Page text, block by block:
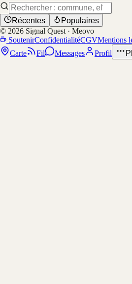
Récentes
Populaires
© 2026 Signal Quest · Meovo
SoutenirConfidentialitéCGVMentions
Carte
Fil Messages Profil